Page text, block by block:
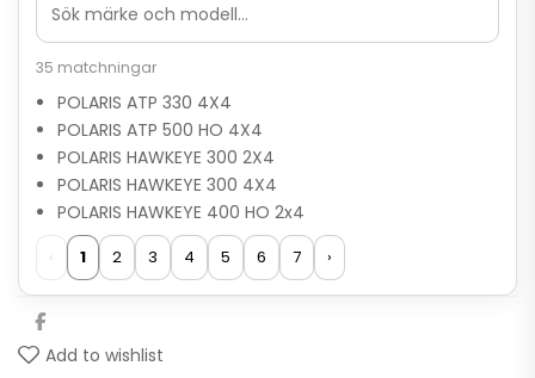
35 matchningar
POLARIS ATP 330 4X4
POLARIS ATP 500 HO 4X4
POLARIS HAWKEYE 300 2X4
POLARIS HAWKEYE 300 4X4
POLARIS HAWKEYE 400 HO 2x4
‹ 1 2 3 4 5 6 7 ›
Add to wishlist